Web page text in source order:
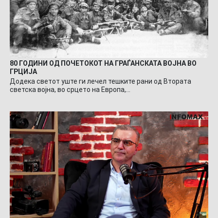
80 ГОДИНИ ОД ПОЧЕТОКОТ НА ГРАЃАНСКАТА ВОЈНА ВО
ГРЦИЈА
Додека светот уште ги лечел тешките рани од Втората
светска војна, во срцето на Европа,…